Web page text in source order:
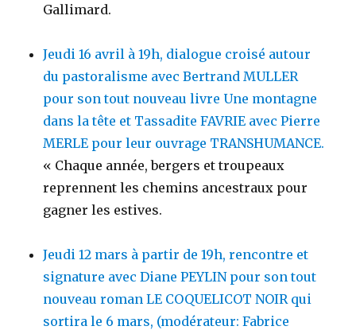
Gallimard.
Jeudi 16 avril à 19h, dialogue croisé autour
du pastoralisme avec Bertrand MULLER
pour son tout nouveau livre Une montagne
dans la tête et Tassadite FAVRIE avec Pierre
MERLE pour leur ouvrage TRANSHUMANCE.
« Chaque année, bergers et troupeaux
reprennent les chemins ancestraux pour
gagner les estives.
Jeudi 12 mars à partir de 19h, rencontre et
signature avec Diane PEYLIN pour son tout
nouveau roman LE COQUELICOT NOIR qui
sortira le 6 mars, (modérateur: Fabrice